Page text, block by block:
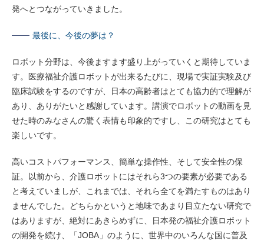
発へとつながっていきました。
最後に、今後の夢は？
ロボット分野は、今後ますます盛り上がっていくと期待していま
す。医療福祉介護ロボットが出来るたびに、現場で実証実験及び
臨床試験をするのですが、日本の高齢者はとても協力的で理解が
あり、ありがたいと感謝しています。講演でロボットの動画を見
せた時のみなさんの驚く表情も印象的ですし、この研究はとても
楽しいです。
高いコストパフォーマンス、簡単な操作性、そして安全性の保
証。以前から、介護ロボットにはそれら3つの要素が必要である
と考えていましが、これまでは、それら全てを満たすものはあり
ませんでした。どちらかというと地味であまり目立たない研究で
はありますが、絶対にあきらめずに、日本発の福祉介護ロボット
の開発を続け、「JOBA」のように、世界中のいろんな国に普及